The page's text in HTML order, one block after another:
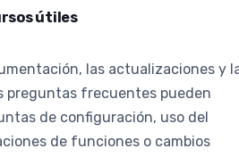
útiles
las actualizaciones y
preguntas frecuentes pueden
de configuración, uso del
de funciones o cambios